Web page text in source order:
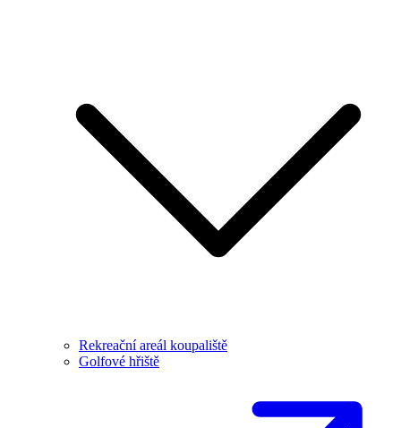
Rekreační areál koupaliště
Golfové hřiště